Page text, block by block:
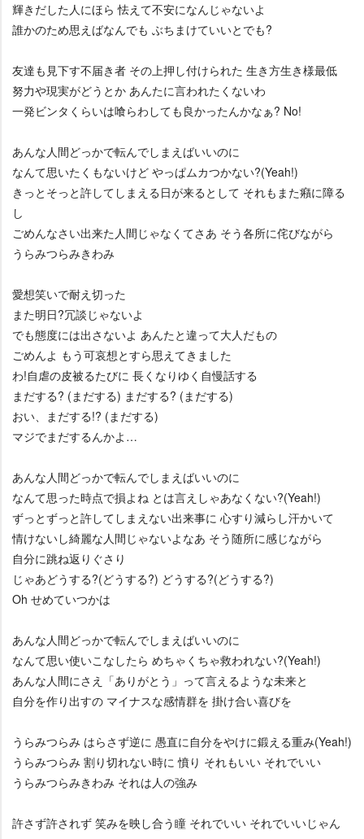
輝きだした人にほら 怯えて不安になんじゃないよ
誰かのため思えばなんでも ぶちまけていいとでも?
友達も見下す不届き者 その上押し付けられた 生き方生き様最低
努力や現実がどうとか あんたに言われたくないわ
一発ビンタくらいは喰らわしても良かったんかなぁ? No!
あんな人間どっかで転んでしまえばいいのに
なんて思いたくもないけど やっぱムカつかない?(Yeah!)
きっとそっと許してしまえる日が来るとして それもまた癪に障る
し
ごめんなさい出来た人間じゃなくてさあ そう各所に侘びながら
うらみつらみきわみ
愛想笑いで耐え切った
また明日?冗談じゃないよ
でも態度には出さないよ あんたと違って大人だもの
ごめんよ もう可哀想とすら思えてきました
わ!自虐の皮被るたびに 長くなりゆく自慢話する
まだする? (まだする) まだする? (まだする)
おい、まだする!? (まだする)
マジでまだするんかよ…
あんな人間どっかで転んでしまえばいいのに
なんて思った時点で損よね とは言えしゃあなくない?(Yeah!)
ずっとずっと許してしまえない出来事に 心すり減らし汗かいて
情けないし綺麗な人間じゃないよなあ そう随所に感じながら
自分に跳ね返りぐさり
じゃあどうする?(どうする?) どうする?(どうする?)
Oh せめていつかは
あんな人間どっかで転んでしまえばいいのに
なんて思い使いこなしたら めちゃくちゃ救われない?(Yeah!)
あんな人間にさえ「ありがとう」って言えるような未来と
自分を作り出すの マイナスな感情群を 掛け合い喜びを
うらみつらみ はらさず逆に 愚直に自分をやけに鍛える重み(Yeah!)
うらみつらみ 割り切れない時に 憤り それもいい それでいい
うらみつらみきわみ それは人の強み
許さず許されず 笑みを映し合う瞳 それでいい それでいいじゃん